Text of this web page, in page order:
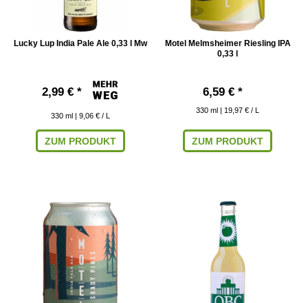
Lucky Lup India Pale Ale 0,33 l Mw
2,99 € *
330 ml | 9,06 € / L
ZUM PRODUKT
Motel Melmsheimer Riesling IPA
0,33 l
6,59 € *
330 ml | 19,97 € / L
ZUM PRODUKT